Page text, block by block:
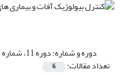
دوره و شماره:دوره 11، شماره 2، دی 1401
تعداد مقالات: 6